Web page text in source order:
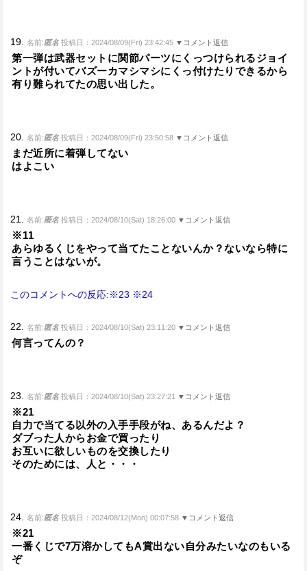
19. 名前:匿名 投稿日：2024/08/09(Fri) 23:42:45 ▼コメント返信
第一弾は武器セットに関節パーツにくっつけられるジョイ
ントが付いてバズーカマシマシにくっ付けたりできるから
有り難られてたの思い出した。
20. 名前:匿名 投稿日：2024/08/09(Fri) 23:50:58 ▼コメント返信
まだ近所に着弾してない
はよこい
21. 名前:匿名 投稿日：2024/08/10(Sat) 18:26:00 ▼コメント返信
※11
あらゆるくじをやって当てたことないんか？ないなら特に
言うことはないが。
このコメントへの反応:※23 ※24
22. 名前:匿名 投稿日：2024/08/10(Sat) 23:11:20 ▼コメント返信
何言ってんの？
23. 名前:匿名 投稿日：2024/08/10(Sat) 23:27:21 ▼コメント返信
※21
自力で当てる以外の入手手段がね、あるんだよ？
ダブった人からお金で買ったり
お互いに欲しいものを交換したり
そのためには、人と・・・
24. 名前:匿名 投稿日：2024/08/12(Mon) 00:07:58 ▼コメント返信
※21
一番くじで7万溶かしてもA賞出ない自分みたいなのもいる
ぞ